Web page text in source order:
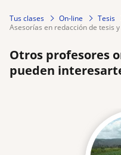
Tus clases On-line
Tesis
asesorías en redacción de tesis
Otros profesores
pueden